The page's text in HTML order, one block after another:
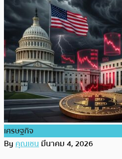
เศรษฐกิจ
Byคุณเชนมีนาคม 4, 2026